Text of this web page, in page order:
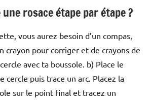
rosace étape par étape ?
vous aurez besoin d’un compas,
crayon pour corriger et de crayons de
avec ta boussole. b) Place le
cercle puis trace un arc. Placez la
sur le point final et tracez un